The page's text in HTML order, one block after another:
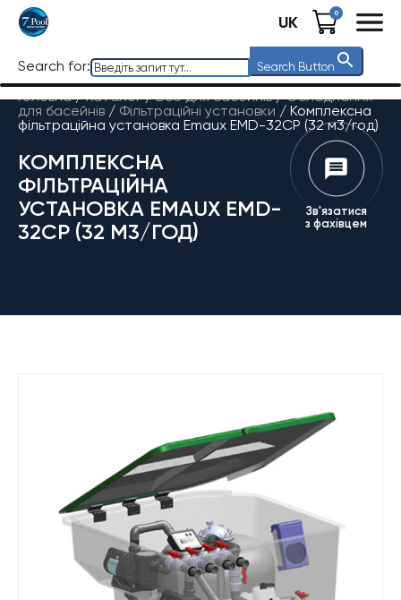
UK 0
Search for: Search Button
Головна / Каталог/Все для басейнів/Обладнання
для басейнів / Фільтраційні установки / Комплексна
фільтраційна установка Emaux EMD-32CP (32 м3/год)
КОМПЛЕКСНА
ФІЛЬТРАЦІЙНА
УСТАНОВКА EMAUX EMD-
32CP (32 М3/ГОД)
Зв'язатися
з фахівцем